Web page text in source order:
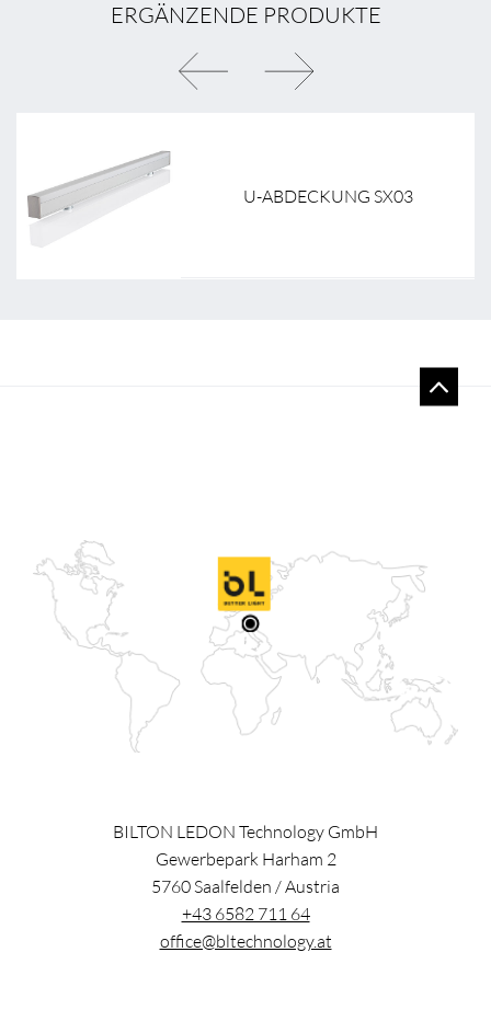
ERGÄNZENDE PRODUKTE
U-ABDECKUNG SX03
BILTON LEDON Technology GmbH
Gewerbepark Harham 2
5760Saalfelden /Austria
+43 6582 711 64
office@bltechnology.at